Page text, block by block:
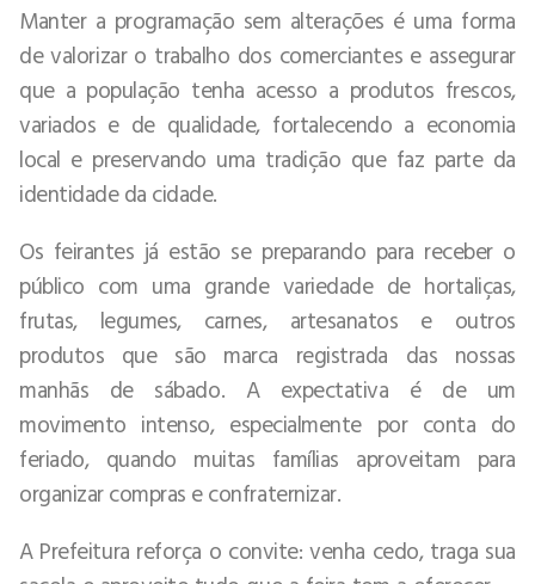
Manter a programação sem alterações é uma forma
de valorizar o trabalho dos comerciantes e assegurar
que a população tenha acesso a produtos frescos,
variados e de qualidade, fortalecendo a economia
local e preservando uma tradição que faz parte da
identidade da cidade.
Os feirantes já estão se preparando para receber o
público com uma grande variedade de hortaliças,
frutas, legumes, carnes, artesanatos e outros
produtos que são marca registrada das nossas
manhãs de sábado. A expectativa é de um
movimento intenso, especialmente por conta do
feriado, quando muitas famílias aproveitam para
organizar compras e confraternizar.
A Prefeitura reforça o convite: venha cedo, traga sua